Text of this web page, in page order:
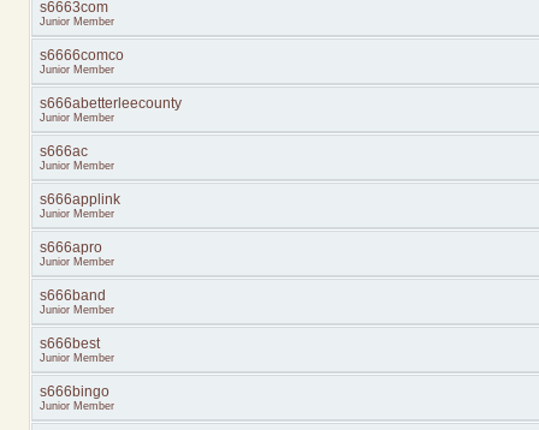
s6663com
Junior Member
s6666comco
Junior Member
s666abetterleecounty
Junior Member
s666ac
Junior Member
s666applink
Junior Member
s666apro
Junior Member
s666band
Junior Member
s666best
Junior Member
s666bingo
Junior Member